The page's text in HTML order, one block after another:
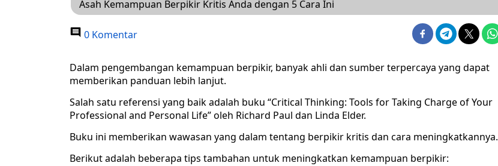
Asah Kemampuan Berpikir Kritis Anda dengan 5 Cara Ini
0 Komentar
Dalam pengembangan kemampuan berpikir, banyak ahli dan sumber terpercaya yang dapat
memberikan panduan lebih lanjut.
Salah satu referensi yang baik adalah buku “Critical Thinking: Tools for Taking Charge of Your
Professional and Personal Life” oleh Richard Paul dan Linda Elder.
Buku ini memberikan wawasan yang dalam tentang berpikir kritis dan cara meningkatkannya.
Berikut adalah beberapa tips tambahan untuk meningkatkan kemampuan berpikir: